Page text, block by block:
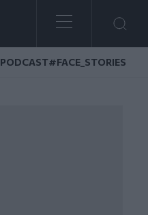
PODCAST#FACE_STORIES